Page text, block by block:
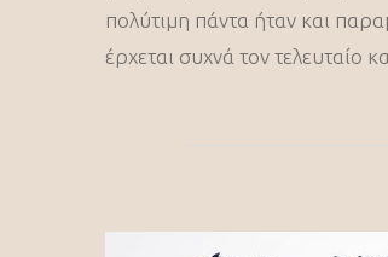
πολύτιμη πάντα ήταν και
έρχεται συχνά τον τελευταίο